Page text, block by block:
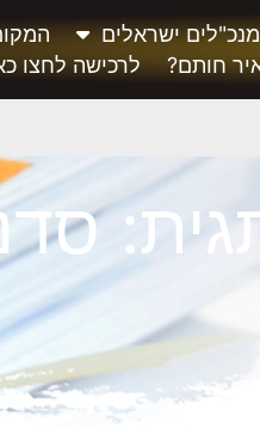
ישראלים
חותם?
לרכישה לחצו